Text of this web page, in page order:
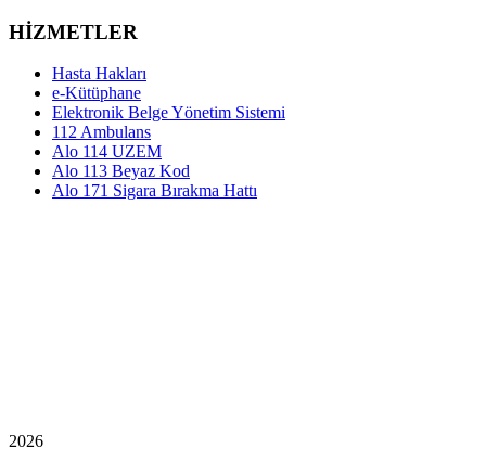
HİZMETLER
Hasta Hakları
e-Kütüphane
Elektronik Belge Yönetim Sistemi
112 Ambulans
Alo 114 UZEM
Alo 113 Beyaz Kod
Alo 171 Sigara Bırakma Hattı
2026